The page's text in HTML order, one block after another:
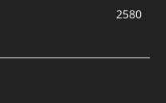
2580